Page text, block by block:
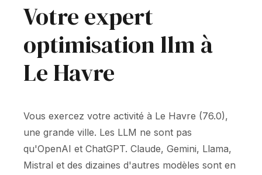
Votre expert
optimisation llm à
Le Havre
Vous exercez votre activité à Le Havre (76.0),
une grande ville. Les LLM ne sont pas
qu'OpenAI et ChatGPT. Claude, Gemini, Llama,
Mistral et des dizaines d'autres modèles sont en